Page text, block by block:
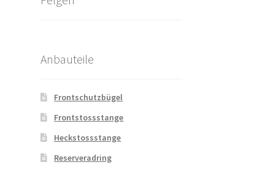
Anbauteile
Frontschutzbügel
Frontstossstange
Heckstossstange
Reserveradring